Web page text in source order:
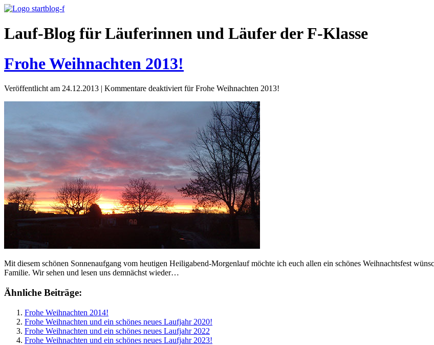
Lauf-Blog für Läuferinnen und Läufer der F-Klasse
Frohe Weihnachten 2013!
Veröffentlicht am 24.12.2013 | Kommentare deaktiviert für Frohe Weihnachten 2013!
Mit diesem schönen Sonnenaufgang vom heutigen Heiligabend-Morgenlauf möchte ich euch allen ein schönes Weihnachtsfest
Familie. Wir sehen und lesen uns demnächst wieder…
Ähnliche Beiträge:
Frohe Weihnachten 2014!
Frohe Weihnachten und ein schönes neues Laufjahr 2020!
Frohe Weihnachten und ein schönes neues Laufjahr 2022
Frohe Weihnachten und ein schönes neues Laufjahr 2023!